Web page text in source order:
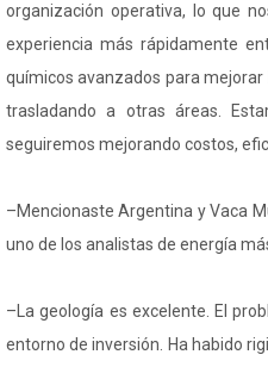
organización operativa, lo que
experiencia más rápidamente
químicos avanzados para
trasladando a otras áreas.
seguiremos mejorando costos,
–Mencionaste Argentina y Vaca
uno de los analistas de energía
–La geología es excelente. El
entorno de inversión. Ha habido